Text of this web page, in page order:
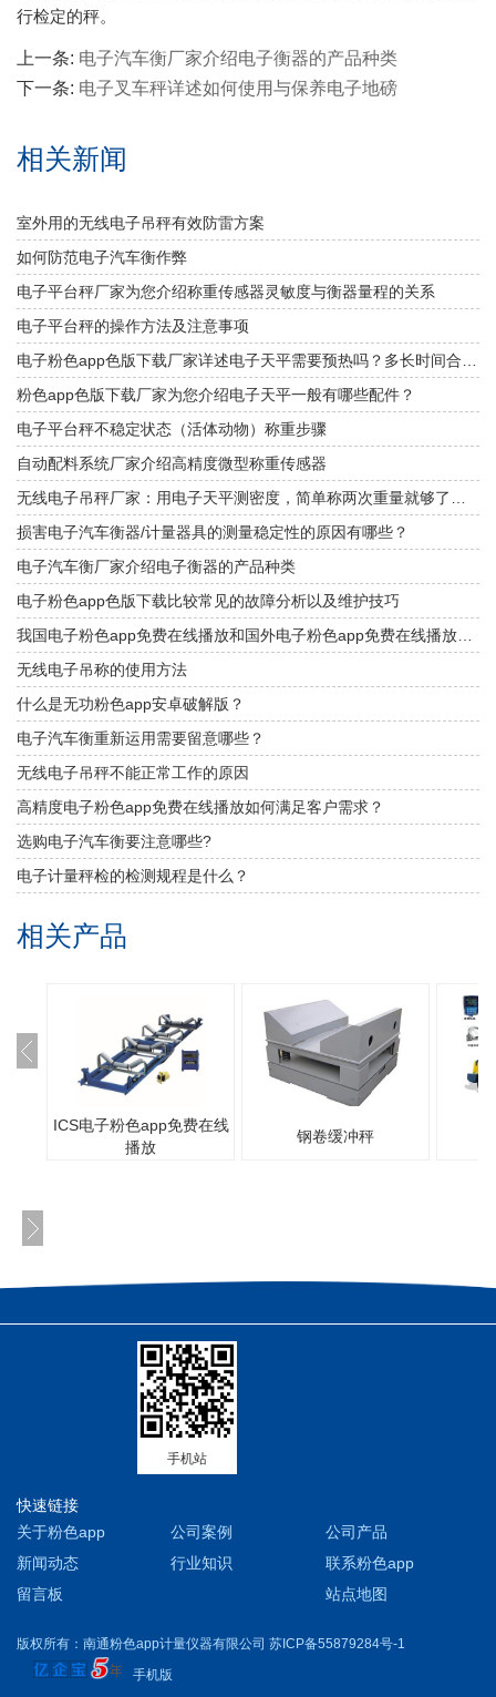
行检定的秤。
上一条: 电子汽车衡厂家介绍电子衡器的产品种类
下一条: 电子叉车秤详述如何使用与保养电子地磅
相关新闻
室外用的无线电子吊秤有效防雷方案
如何防范电子汽车衡作弊
电子平台秤厂家为您介绍称重传感器灵敏度与衡器量程的关系
电子平台秤的操作方法及注意事项
粉色app色版下载厂家为您介绍电子天平一般有哪些配件？
电子平台秤不稳定状态（活体动物）称重步骤
自动配料系统厂家介绍高精度微型称重传感器
损害电子汽车衡器/计量器具的测量稳定性的原因有哪些？
电子汽车衡厂家介绍电子衡器的产品种类
电子粉色app色版下载比较常见的故障分析以及维护技巧
无线电子吊称的使用方法
什么是无功粉色app安卓破解版？
​电子汽车衡重新运用需要留意哪些？
无线电子吊秤不能正常工作的原因
高精度电子粉色app免费在线播放如何满足客户需求？
选购电子汽车衡要注意哪些?
电子计量秤检的检测规程是什么？
相关产品
ICS电子粉色app免费在线
播放
钢卷缓冲秤
手机站
快速链接
关于粉色app
公司案例
公司产品
新闻动态
行业知识
联系粉色app
留言板
站点地图
版权所有：南通粉色app计量仪器有限公司 苏ICP备55879284号-1
手机版